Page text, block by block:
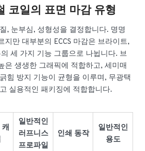
코일의 표면 마감 유형
, 눈부심, 성형성을 결정합니다. 명명
지만 대부분의 ECCS 마감은 브라이트,
세 가지 기능 그룹으로 나뉩니다. 브
은 생생한 그래픽에 적합하고, 세미매
힘 방지 기능이 균형을 이루며, 무광택
실용적인 패키징에 적합합니다.
일반적인
러프니스
프로파일
인쇄 동작
일반적인
용도